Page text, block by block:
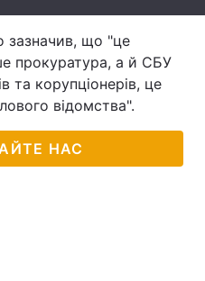
зазначив, що "це
прокуратура, а й СБУ
та корупціонерів, це
відомства".
НАС